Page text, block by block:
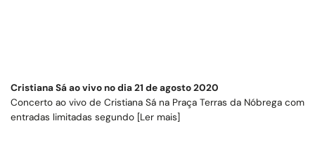
Cristiana Sá ao vivo no dia 21 de agosto 2020
Concerto ao vivo de Cristiana Sá na Praça Terras da Nóbrega com
entradas limitadas segundo [Ler mais]